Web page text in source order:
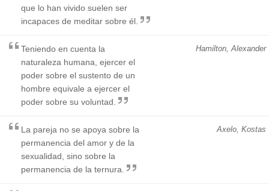
que lo han vivido suelen ser
incapaces de meditar sobre él.
Hamilton, Alexander
Teniendo en cuenta la
naturaleza humana, ejercer el
poder sobre el sustento de un
hombre equivale a ejercer el
poder sobre su voluntad.
Axelo, Kostas
La pareja no se apoya sobre la
permanencia del amor y de la
sexualidad, sino sobre la
permanencia de la ternura.